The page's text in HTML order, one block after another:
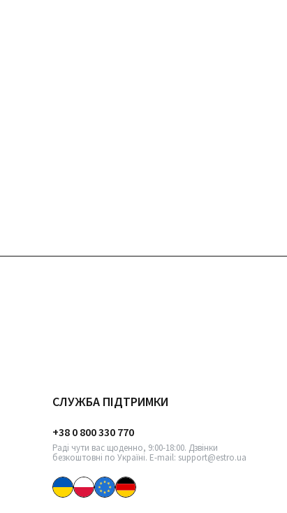
СЛУЖБА ПІДТРИМКИ
+38 0 800 330 770
Раді чути вас щоденно, 9:00-18:00. Дзвінки
безкоштовні по Україні. E-mail: support@estro.ua